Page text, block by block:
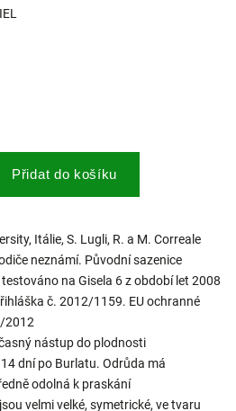
Přidat do košíku
Itálie, S. Lugli, R. a M. Correale
neznámí. Původní sazenice
na Gisela 6 z období let 2008
č. 2012/1159. EU ochranné
2012
nástup do plodnosti
dní po Burlatu. Odrůda má
odolná k praskání
velmi velké, symetrické, ve tvaru